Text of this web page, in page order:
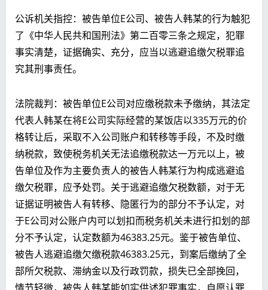
公诉机关指控：被告单位E公司、被告人韩某的行为触犯
了《中华人民共和国刑法》第二百零三条之规定，犯罪
事实清楚，证据确实、充分，应当以逃避追缴欠税罪追
究其刑事责任。
法院裁判：被告单位E公司对应缴税款未予缴纳，其法定
代表人韩某在将E公司实际经营的某饭店以335万元的价
格转让后， 采取不入公司账户和转移等手段，不及时缴
纳税款，致使税务机关无法追缴税款达一万元以上，被
告单位及作为主要负责人的被告人韩某行为构成逃避追
缴欠税罪，应予处罚。 关于逃避追缴欠税数额，对于无
证据证明被告人有转移、隐匿行为的部分不予认定，对
于E公司对公账户内可以划扣而税务机关未进行扣划的部
分不予认定，认定数额为46383.25元。鉴于被告单位、
被告人逃避追缴欠缴税款46383.25元，到案后缴纳了全
部所欠税款、滞纳金以及行政罚款，损失已全部挽回，